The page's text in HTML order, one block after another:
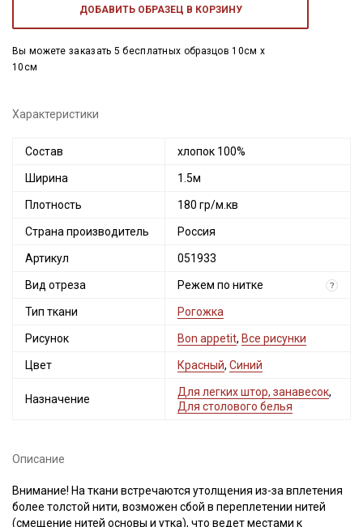
ДОБАВИТЬ ОБРАЗЕЦ В КОРЗИНУ
Вы можете заказать 5 бесплатных образцов 10см x
10см
Характеристики
Состав хлопок 100%
Ширина 1.5м
Плотность 180 гр/м.кв
Страна производитель Россия
Артикул 051933
Вид отреза Режем по нитке ?
Тип ткани Рогожка
Рисунок Bon appetit, Все рисунки
Цвет Красный, Синий
Назначение
Для легких штор, занавесок,
Для столового белья
Описание
Внимание! На ткани встречаются утолщения из-за вплетения
более толстой нити, возможен сбой в переплетении нитей
(смещение нитей основы и утка), что ведет местами к
Секретная рассылка от Купава